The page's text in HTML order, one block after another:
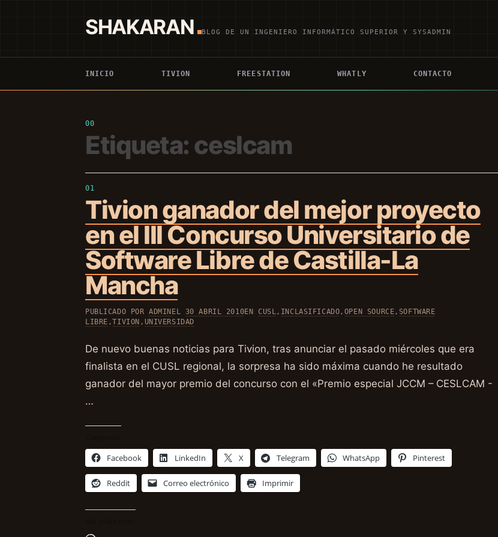
SHAKARAN BLOG DE UN INGENIERO INFORMÁTICO SUPERIOR Y SYSADMIN
INICIO TIVION FREESTATION WHATLY CONTACTO
Etiqueta: ceslcam
Tivion ganador del mejor proyecto
en el III Concurso Universitario de
Software Libre de Castilla-La
Mancha
PUBLICADO PORADMINEL 30 ABRIL 2010EN CUSL , INCLASIFICADO , OPEN SOURCE , SOFTWARE
LIBRE ,TIVION , UNIVERSIDAD
De nuevo buenas noticias para Tivion, tras anunciar el pasado miércoles que era
finalista en el CUSL regional, la sorpresa ha sido máxima cuando he resultado
ganador del mayor premio del concurso con el «Premio especial JCCM – CESLCAM -
…
Facebook LinkedIn X Telegram WhatsApp Pinterest
Reddit Correo electrónico Imprimir